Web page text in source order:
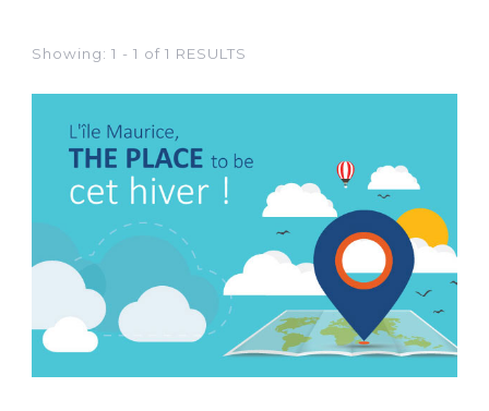
Showing: 1 - 1 of 1 RESULTS